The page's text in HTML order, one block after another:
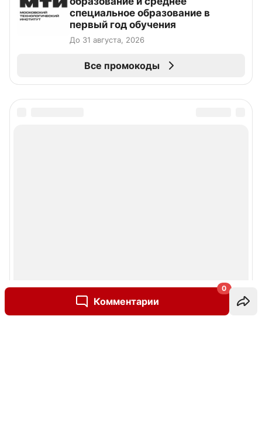
Комментарии
0
специальное образование в
первый год обучения
До 31 августа, 2026
Все промокоды